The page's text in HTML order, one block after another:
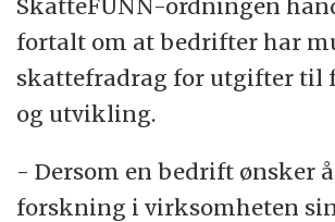
SkatteFUNN-ordningen
fortalt om at bedrifter har
skattefradrag for utgifter til
og utvikling.
- Dersom en bedrift ønsker
forskning i virksomheten